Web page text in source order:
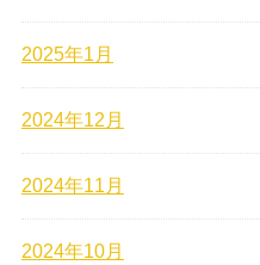
2025年1月
2024年12月
2024年11月
2024年10月